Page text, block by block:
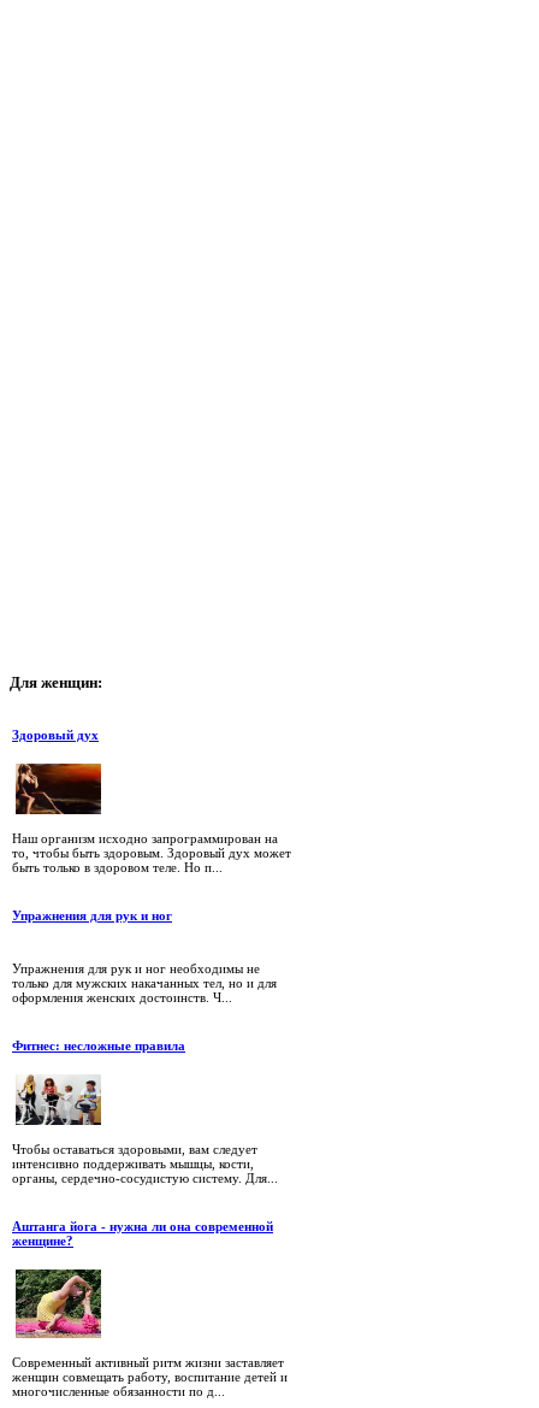
Для женщин:
Здоровый дух
Наш организм исходно запрограммирован на
то, чтобы быть здоровым. Здоровый дух может
быть только в здоровом теле. Но п...
Упражнения для рук и ног
Упражнения для рук и ног необходимы не
только для мужских накачанных тел, но и для
оформления женских достоинств. Ч...
Фитнес: несложные правила
Чтобы оставаться здоровыми, вам следует
интенсивно поддерживать мышцы, кости,
органы, сердечно-сосудистую систему. Для...
Аштанга йога - нужна ли она современной
женщине?
Современный активный ритм жизни заставляет
женщин совмещать работу, воспитание детей и
многочисленные обязанности по д...